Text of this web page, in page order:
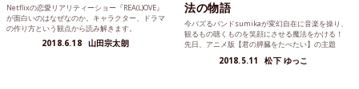
Netflixの恋愛リアリティーショー『REA(L)OVE』
が面白いのはなぜなのか。キャラクター、ドラマ
の作り方という観点から読み解きます。
2018.6.18 山田宗太朗
法の物語
今バズるバンドsumikaが変幻自在に音楽を操り、
観るもの聴くものを笑顔にさせる魔法をかける！
先日、アニメ版【君の膵臓をたべたい】の主題
歌・オープニングテーマ・劇中歌を担当すること
が発表され、飛ぶ鳥...
2018.5.11 松下 ゆっこ